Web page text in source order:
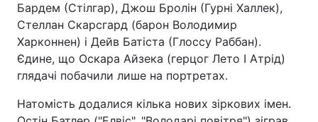
Бардем (Стілгар), Джош Бролін (Гурні Халлек),
Стеллан Скарсгард (барон Володимир
Харконнен) і Дейв Батіста (Глоссу Раббан).
Єдине, що Оскара Айзека (герцог Лето І Атрід)
глядачі побачили лише на портретах.
Натомість додалися кілька нових зіркових імен.